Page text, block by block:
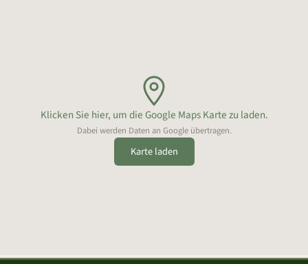
Klicken Sie hier, um die Google Maps Karte zu laden.
Dabei werden Daten an Google übertragen.
Karte laden